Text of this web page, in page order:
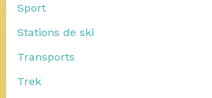
Sport
Stations de ski
Transports
Trek